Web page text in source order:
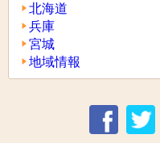
北海道
兵庫
宮城
地域情報